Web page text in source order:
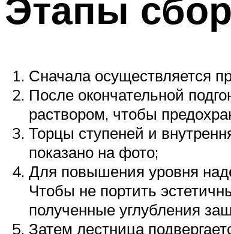
Этапы
Сначала осуществляется
После окончательной
раствором, чтобы
Торцы ступеней и
показано на фото;
Для повышения уровня
Чтобы не портить
полученные углубления
Затем лестница